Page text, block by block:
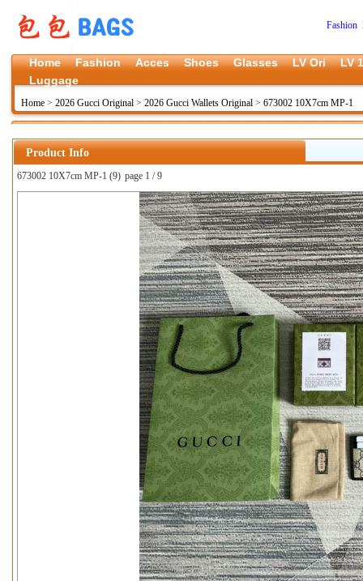
Fashion
Home Fashion Acces Shoes Glasses LV Ori
LV
Luggage
Home > 2026 Gucci Original > 2026 Gucci Wallets Original > 673002 10X7cm MP-1
Product Info
673002 10X7cm MP-1 (9) page 1 / 9
上一张
下一张